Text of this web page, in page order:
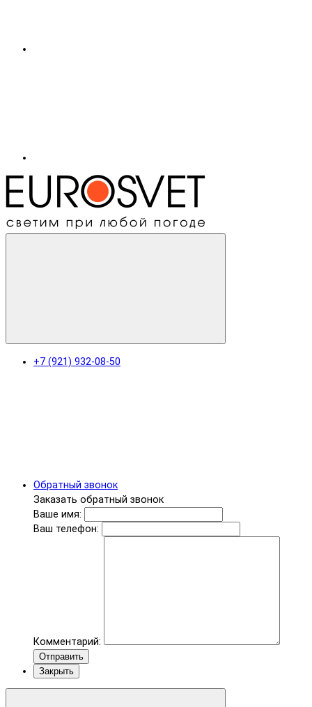
+7 (921) 932-08-50
Обратный звонок
Заказать обратный звонок
Ваше имя:
Ваш телефон:
Комментарий:
Отправить
Закрыть